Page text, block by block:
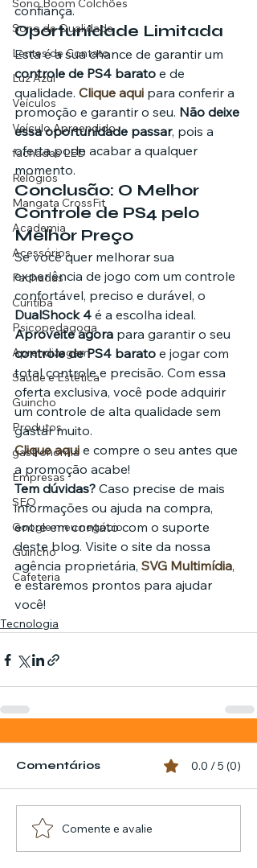
Sono Boom Colchões
Sono de Qualidade
Lentes de Contato
Luz Azul
Veículos
Veículo Apreendido
fachadas LED
Relógios
Mangata CrossFit
Academia
Acessórios
Fachadas
Curitiba
Psicopedagoga
Aprendizagem
Saúde e Estética
Guincho
Produtos
gastronomia
Empresas
SEO
Google meu negócio
Guincho
Cafeteria
confiança.
Oportunidade Limitada
Esta é a sua chance de garantir um
controle de PS4 barato e de
qualidade. Clique aqui para conferir a
promoção e garantir o seu. Não deixe
essa oportunidade passar, pois a
oferta pode acabar a qualquer
momento.
Conclusão: O Melhor
Controle de PS4 pelo
Melhor Preço
Se você quer melhorar sua
experiência de jogo com um controle
confortável, preciso e durável, o
DualShock 4 é a escolha ideal.
Aproveite agora para garantir o seu
controle de PS4 barato e jogar com
total controle e precisão. Com essa
oferta exclusiva, você pode adquirir
um controle de alta qualidade sem
gastar muito.
Clique aqui e compre o seu antes que
a promoção acabe!
Tem dúvidas? Caso precise de mais
informações ou ajuda na compra,
entre em contato com o suporte
deste blog. Visite o site da nossa
agência proprietária, SVG Multimídia,
e estaremos prontos para ajudar
você!
Tecnologia
Comentários 0.0 / 5 (0)
Comente e avalie